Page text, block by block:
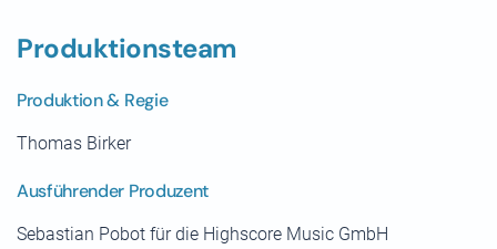
Produktionsteam
Produktion & Regie
Thomas Birker
Ausführender Produzent
Sebastian Pobot für die Highscore Music GmbH